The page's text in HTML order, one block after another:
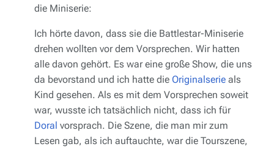
die Miniserie:
Ich hörte davon, dass sie die Battlestar-Miniserie
drehen wollten vor dem Vorsprechen. Wir hatten
alle davon gehört. Es war eine große Show, die uns
da bevorstand und ich hatte die Originalserie als
Kind gesehen. Als es mit dem Vorsprechen soweit
war, wusste ich tatsächlich nicht, dass ich für
Doral vorsprach. Die Szene, die man mir zum
Lesen gab, als ich auftauchte, war die Tourszene,